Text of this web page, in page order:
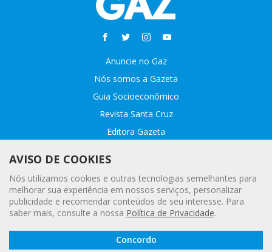
Leia a
Digital
Anuncie no Gaz
Nós somos a Gazeta
Guia Socioeconômico
Revista Santa Cruz
Editora Gazeta
Fale conosco
Webmail
Assinatura Premiada
Política Geral de Privacidade e Proteção
AVISO DE COOKIES
Nós utilizamos cookies e outras tecnologias semelhantes para
melhorar sua experiência em nossos serviços, personalizar
publicidade e recomendar conteúdos de seu interesse. Para
saber mais, consulte a nossa Política de Privacidade.
Concordo